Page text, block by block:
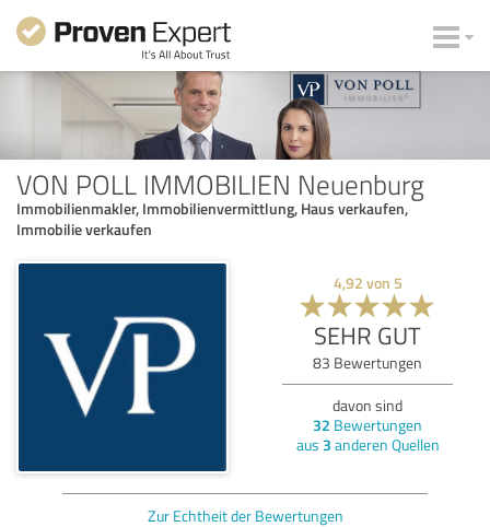
VON POLL IMMOBILIEN Neuenburg
Immobilienmakler, Immobilienvermittlung, Haus verkaufen,
Immobilie verkaufen
4,92 von 5
SEHR GUT
83 Bewertungen
davon sind
32 Bewertungen
aus 3 anderen Quellen
Zur Echtheit der Bewertungen